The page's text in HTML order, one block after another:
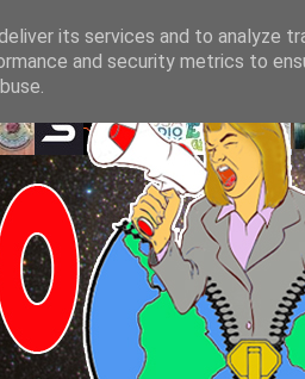
its services and to analyze
and security metrics to